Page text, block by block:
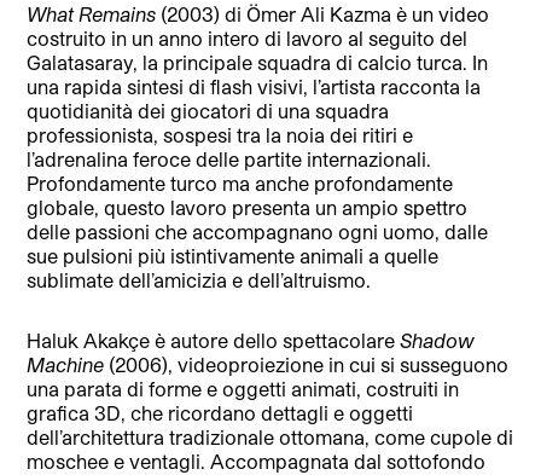
What Remains (2003) di Ömer Ali Kazma è un video
costruito in un anno intero di lavoro al seguito del
Galatasaray, la principale squadra di calcio turca. In
una rapida sintesi di flash visivi, l’artista racconta la
quotidianità dei giocatori di una squadra
professionista, sospesi tra la noia dei ritiri e
l’adrenalina feroce delle partite internazionali.
Profondamente turco ma anche profondamente
globale, questo lavoro presenta un ampio spettro
delle passioni che accompagnano ogni uomo, dalle
sue pulsioni più istintivamente animali a quelle
sublimate dell’amicizia e dell’altruismo.
Haluk Akakçe è autore dello spettacolareShadow
Machine (2006), videoproiezione in cui si susseguono
una parata di forme e oggetti animati, costruiti in
grafica 3D, che ricordano dettagli e oggetti
dell’architettura tradizionale ottomana, come cupole di
moschee e ventagli. Accompagnata dal sottofondo